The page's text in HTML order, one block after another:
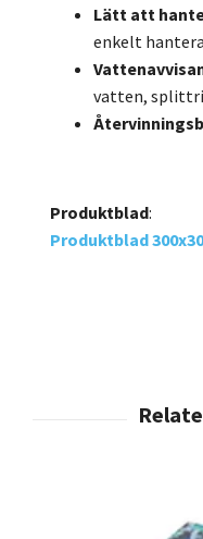
Lätt att
enkelt
vatten,
Produktblad:
Produktblad